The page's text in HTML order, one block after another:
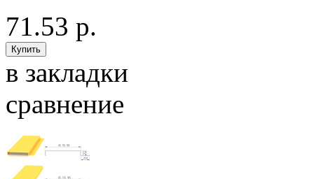
71.53 р.
в закладки
сравнение